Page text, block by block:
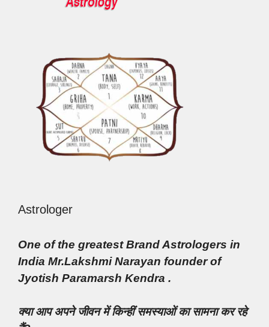
Astrologer
One of the greatest Brand Astrologers in
India Mr.Lakshmi Narayan founder of
Jyotish Paramarsh Kendra .
क्या आप अपने जीवन में किन्हीं समस्याओं का सामना कर रहे